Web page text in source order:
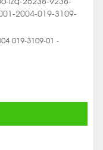
019-3109-01 -